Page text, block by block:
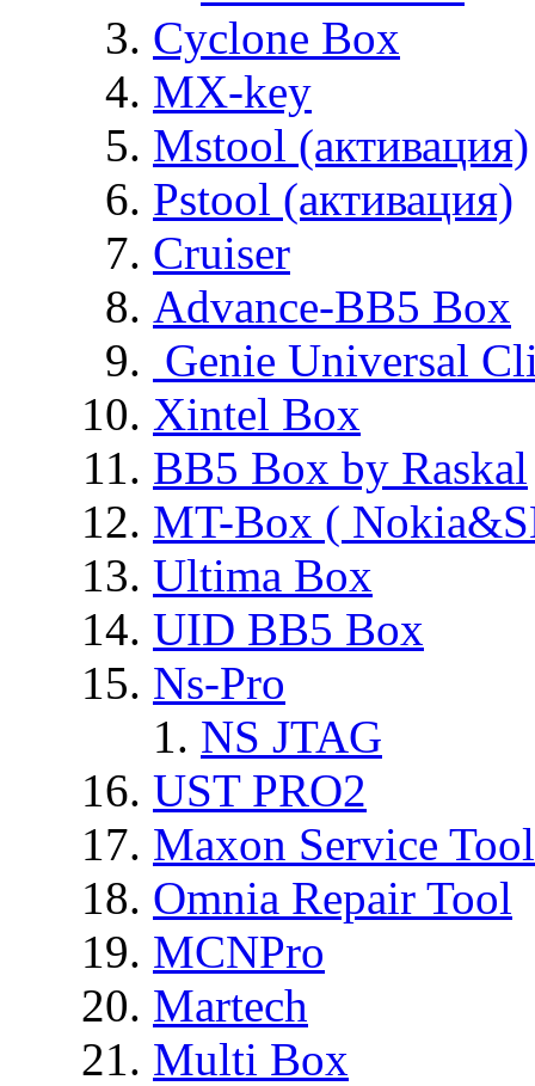
Cyclone Box
MX-key
Mstool (активация)
Pstool (активация)
Cruiser
Advance-BB5 Box
Genie Universal
Xintel Box
BB5 Box by Raskal
MT-Box (
Ultima Box
UID BB5 Box
Ns-Pro
NS JTAG
UST PRO2
Maxon Service
Omnia Repair Tool
MCNPro
Martech
Multi Box